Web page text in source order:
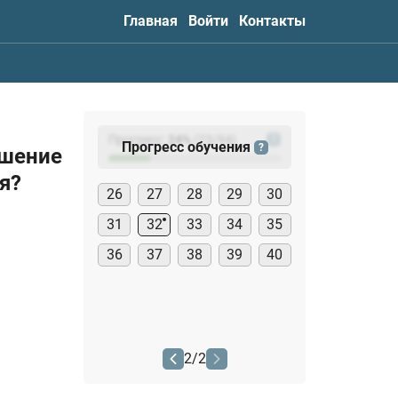
Главная Войти Контакты
Прогресс: (23
Прогресс обучения ?
26 27 28 29
30
31
32 33 34
35
36
37 38 39 40
2/2